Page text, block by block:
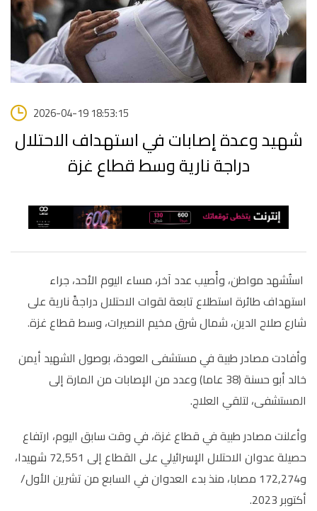
2026-04-19 18:53:15
شهيد وعدة إصابات في استهداف الاحتلال
دراجة نارية وسط قطاع غزة
استُشهد مواطن، وأُصيب عدد آخر، مساء اليوم الأحد، جراء
استهداف طائرة استطلاع تابعة لقوات الاحتلال دراجةً نارية على
شارع صلاح الدين، شمال شرق مخيم النصيرات، وسط قطاع غزة.
وأفادت مصادر طبية في مستشفى العودة، بوصول الشهيد أيمن
خالد أبو حسنة (38 عاما) وعدد من الإصابات من المارة إلى
المستشفى، لتلقي العلاج.
وأعلنت مصادر طبية في قطاع غزة، في وقت سابق اليوم، ارتفاع
حصيلة عدوان الاحتلال الإسرائيلي على القطاع إلى 72,551 شهيدا،
و172,274 مصابا، منذ بدء العدوان في السابع من تشرين الأول/
أكتوبر 2023
.